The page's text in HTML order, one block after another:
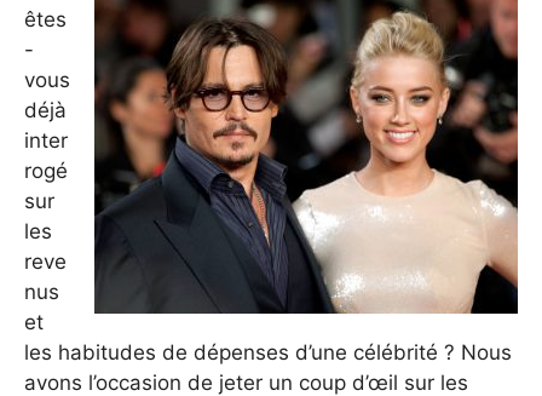
êtes
-
vous
déjà
inter
rogé
sur
les
reve
nus
et
les habitudes de dépenses d’une célébrité ? Nous
avons l’occasion de jeter un coup d’œil sur les